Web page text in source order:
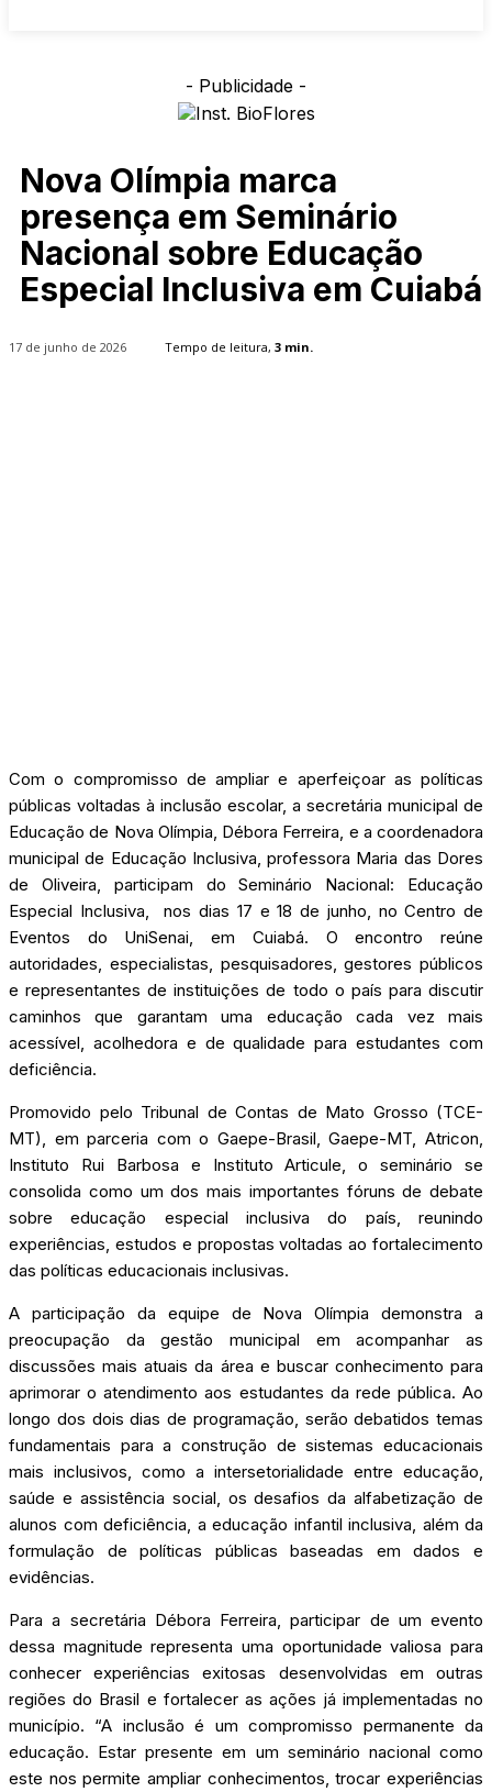
- Publicidade -
Nova Olímpia marca
presença em Seminário
Nacional sobre Educação
Especial Inclusiva em Cuiabá
17 de junho de 2026 Tempo de leitura, 3 min.
Com o compromisso de ampliar e aperfeiçoar as políticas
públicas voltadas à inclusão escolar, a secretária municipal de
Educação de Nova Olímpia, Débora Ferreira, e a coordenadora
municipal de Educação Inclusiva, professora Maria das Dores
de Oliveira, participam do Seminário Nacional: Educação
Especial Inclusiva, nos dias 17 e 18 de junho, no Centro de
Eventos do UniSenai, em Cuiabá. O encontro reúne
autoridades, especialistas, pesquisadores, gestores públicos
e representantes de instituições de todo o país para discutir
caminhos que garantam uma educação cada vez mais
acessível, acolhedora e de qualidade para estudantes com
deficiência.
Promovido pelo Tribunal de Contas de Mato Grosso (TCE-
MT), em parceria com o Gaepe-Brasil, Gaepe-MT, Atricon,
Instituto Rui Barbosa e Instituto Articule, o seminário se
consolida como um dos mais importantes fóruns de debate
sobre educação especial inclusiva do país, reunindo
experiências, estudos e propostas voltadas ao fortalecimento
das políticas educacionais inclusivas.
A participação da equipe de Nova Olímpia demonstra a
preocupação da gestão municipal em acompanhar as
discussões mais atuais da área e buscar conhecimento para
aprimorar o atendimento aos estudantes da rede pública. Ao
longo dos dois dias de programação, serão debatidos temas
fundamentais para a construção de sistemas educacionais
mais inclusivos, como a intersetorialidade entre educação,
saúde e assistência social, os desafios da alfabetização de
alunos com deficiência, a educação infantil inclusiva, além da
formulação de políticas públicas baseadas em dados e
evidências.
Para a secretária Débora Ferreira, participar de um evento
dessa magnitude representa uma oportunidade valiosa para
conhecer experiências exitosas desenvolvidas em outras
regiões do Brasil e fortalecer as ações já implementadas no
município. “A inclusão é um compromisso permanente da
educação. Estar presente em um seminário nacional como
este nos permite ampliar conhecimentos, trocar experiências